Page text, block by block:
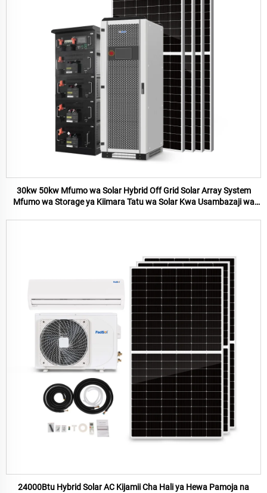
30kw 50kw Mfumo wa Solar Hybrid Off Grid Solar Array System
Mfumo wa Storage ya Kiimara Tatu wa Solar Kwa Usambazaji wa
24000Btu Hybrid Solar AC Kijamii Cha Hali ya Hewa Pamoja na